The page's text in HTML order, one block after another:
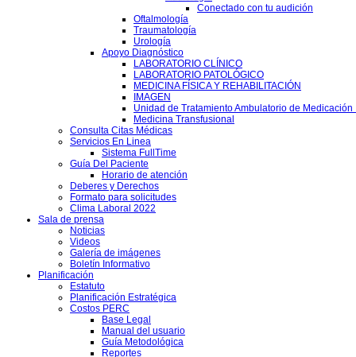
Conectado con tu audición
Oftalmología
Traumatología
Urología
Apoyo Diagnóstico
LABORATORIO CLÍNICO
LABORATORIO PATOLÓGICO
MEDICINA FÍSICA Y REHABILITACIÓN
IMAGEN
Unidad de Tratamiento Ambulatorio de Medicación
Medicina Transfusional
Consulta Citas Médicas
Servicios En Linea
Sistema FullTime
Guía Del Paciente
Horario de atención
Deberes y Derechos
Formato para solicitudes
Clima Laboral 2022
Sala de prensa
Noticias
Videos
Galería de imágenes
Boletín Informativo
Planificación
Estatuto
Planificación Estratégica
Costos PERC
Base Legal
Manual del usuario
Guía Metodológica
Reportes